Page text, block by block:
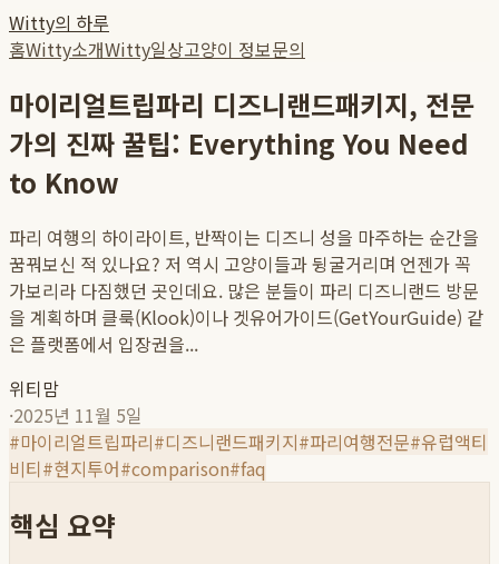
Witty의 하루
홈Witty소개Witty일상고양이 정보문의
마이리얼트립파리 디즈니랜드패키지, 전문
가의 진짜 꿀팁: Everything You Need
to Know
파리 여행의 하이라이트, 반짝이는 디즈니 성을 마주하는 순간을
꿈꿔보신 적 있나요? 저 역시 고양이들과 뒹굴거리며 언젠가 꼭
가보리라 다짐했던 곳인데요. 많은 분들이 파리 디즈니랜드 방문
을 계획하며 클룩(Klook)이나 겟유어가이드(GetYourGuide) 같
은 플랫폼에서 입장권을...
위티맘
·2025년 11월 5일
#마이리얼트립파리#디즈니랜드패키지#파리여행전문#유럽액티
비티#현지투어#comparison#faq
핵심 요약